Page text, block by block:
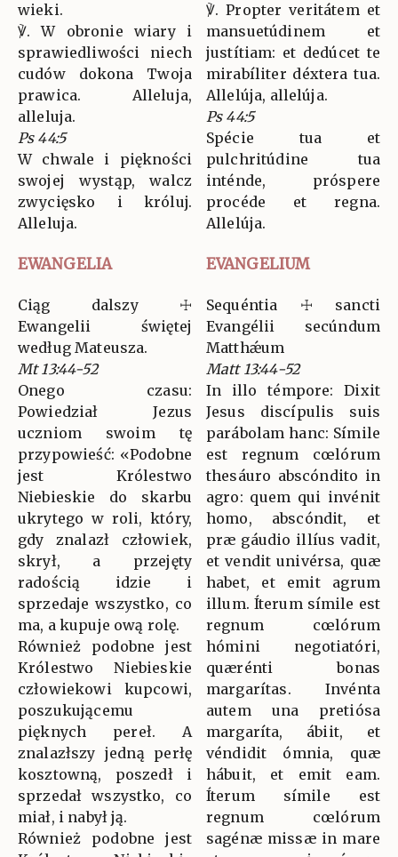
wieki.
℣. W obronie wiary i
sprawiedliwości niech
cudów dokona Twoja
prawica. Alleluja,
alleluja.
Ps 44:5
W chwale i piękności
swojej wystąp, walcz
zwycięsko i króluj.
Alleluja.
℣. Propter veritátem et
mansuetúdinem et
justítiam: et dedúcet te
mirabíliter déxtera tua.
Allelúja, allelúja.
Ps 44:5
Spécie tua et
pulchritúdine tua
inténde, próspere
procéde et regna.
Allelúja.
EWANGELIA EVANGELIUM
Ciąg dalszy ☩
Ewangelii świętej
według Mateusza.
Mt 13:44-52
Onego czasu:
Powiedział Jezus
uczniom swoim tę
przypowieść: «Podobne
jest Królestwo
Niebieskie do skarbu
ukrytego w roli, który,
gdy znalazł człowiek,
skrył, a przejęty
radością idzie i
sprzedaje wszystko, co
ma, a kupuje ową rolę.
Również podobne jest
Królestwo Niebieskie
człowiekowi kupcowi,
poszukującemu
pięknych pereł. A
znalazłszy jedną perłę
kosztowną, poszedł i
sprzedał wszystko, co
miał, i nabył ją.
Również podobne jest
Sequéntia ☩ sancti
Evangélii secúndum
Matthǽum
Matt 13:44-52
In illo témpore: Dixit
Jesus discípulis suis
parábolam hanc: Símile
est regnum cœlórum
thesáuro abscóndito in
agro: quem qui invénit
homo, abscóndit, et
præ gáudio illíus vadit,
et vendit univérsa, quæ
habet, et emit agrum
illum. Íterum símile est
regnum cœlórum
hómini negotiatóri,
quærénti bonas
margarítas. Invénta
autem una pretiósa
margaríta, ábiit, et
véndidit ómnia, quæ
hábuit, et emit eam.
Íterum símile est
regnum cœlórum
sagénæ missæ in mare